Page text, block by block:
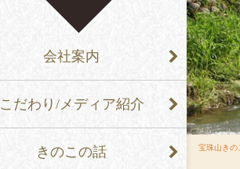
会社案内
こだわり/メディア紹介
きのこの話 宝珠山きの